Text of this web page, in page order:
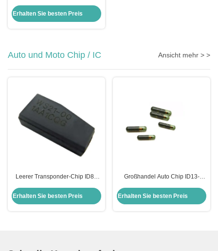
Schlüsselhülle Ersatz
Erhalten Sie besten Preis
Auto und Moto Chip / IC Ansicht mehr > >
Leerer Transponder-Chip ID8A
Auto-Chips Chip für Toyota
Erhalten Sie besten Preis
Großhandel Auto Chip ID13-
Honda Auto Schlüsselkasten
Ersatz
Erhalten Sie besten Preis